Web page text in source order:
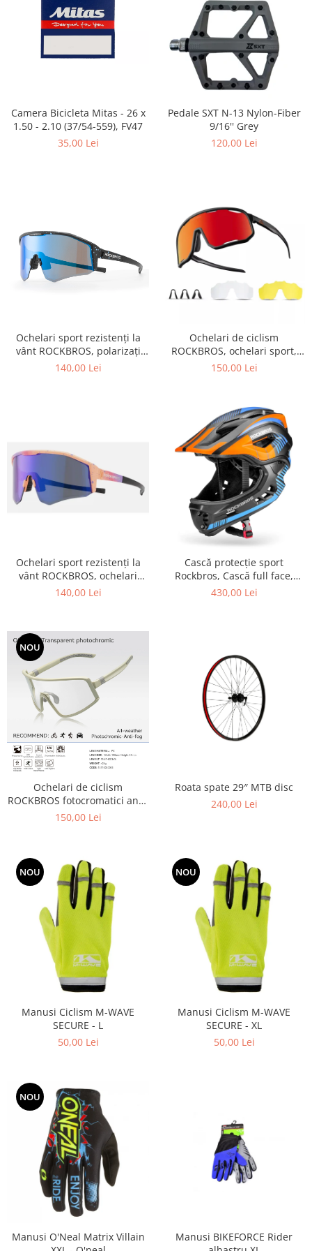
Saboti de frana
Schimbatoare viteze
Camera Bicicleta Mitas - 26 x
1.50 - 2.10 (37/54-559), FV47
35,00 Lei
Pedale SXT N-13 Nylon-Fiber
9/16'' Grey
120,00 Lei
Ochelari sport rezistenți la
vânt ROCKBROS, polarizați
pentru ciclism, ochelari de
140,00 Lei
Ochelari de ciclism
ROCKBROS, ochelari sport,
ramă fotocromatică TR
150,00 Lei
Ochelari sport rezistenți la
vânt ROCKBROS, ochelari
polarizați pentru ciclism,
140,00 Lei
Cască protecție sport
Rockbros, Cască full face,
albastru 55-58 cm
430,00 Lei
NOU
Ochelari de ciclism
ROCKBROS fotocromatici anti-
aburire UV400 reglabili
150,00 Lei
Roata spate 29″ MTB disc
240,00 Lei
NOU
Manusi Ciclism M-WAVE
SECURE - L
50,00 Lei
NOU
Manusi Ciclism M-WAVE
SECURE - XL
50,00 Lei
NOU
Manusi O'Neal Matrix Villain
Manusi BIKEFORCE Rider